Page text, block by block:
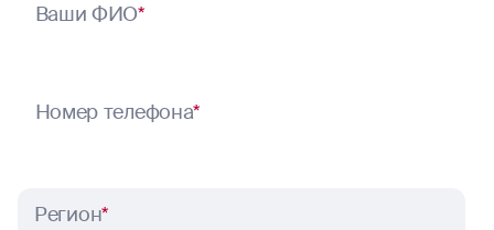
Ваши ФИО*
Номер телефона*
Регион*